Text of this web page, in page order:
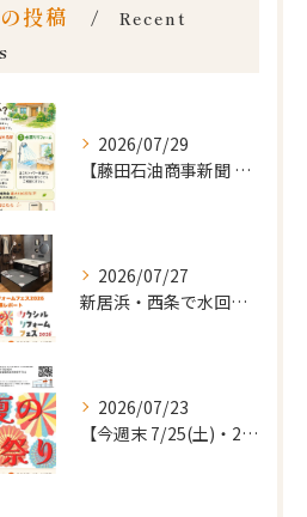
投稿
Recent
2026/07/29
【藤田石油商事新聞 8月号(vol.21)｜暮らしのお知らせ...
2026/07/27
新居浜・西条で水回りリフォームをお考えの方へ🏠
2026/07/23
【今週末 7/25(土)・26(日)】